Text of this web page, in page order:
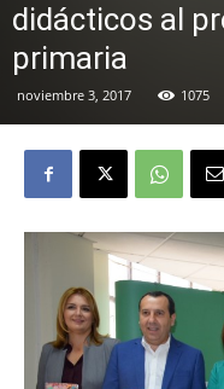
didácticos al
primaria
noviembre 3, 2017 1075